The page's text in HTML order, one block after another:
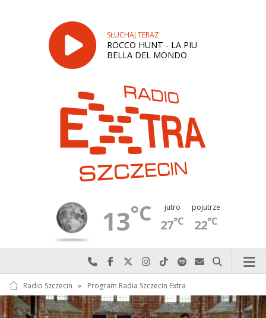
SŁUCHAJ TERAZ
ROCCO HUNT - LA PIU
BELLA DEL MONDO
13°C jutro
27°C
pojutrze
22°C
Najlepiej po prostu do nas zadzwoń
Odwiedź nas na Facebook-u
Odwiedź nas na X
Odwiedź nas na Instagram-ie
Odwiedź nas na TikTok-u
Szukaj nas na Spotify
Wyślij do nas
Szukaj
Radio Szczecin » Program Radia Szczecin Extra